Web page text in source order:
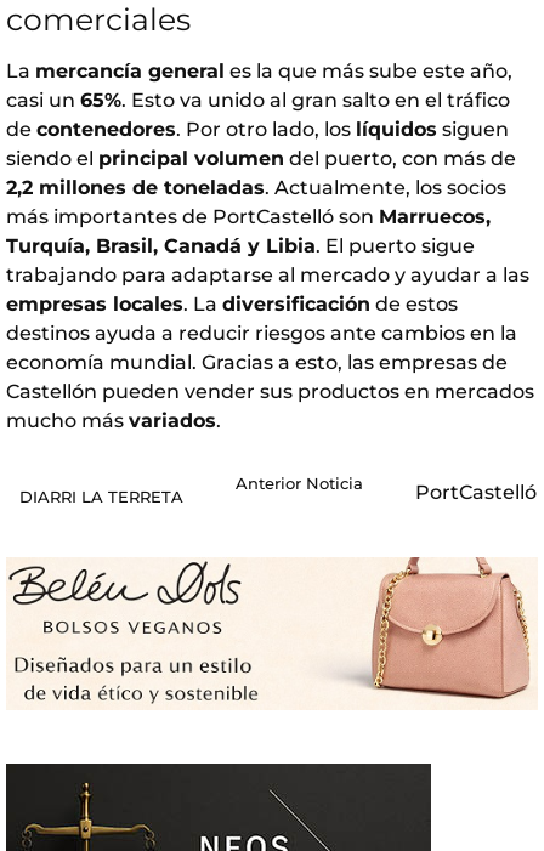
comerciales
La mercancía general es la que más sube este año,
casi un 65%. Esto va unido al gran salto en el tráfico
de contenedores. Por otro lado, los líquidos siguen
siendo el principal volumen del puerto, con más de
2,2 millones de toneladas. Actualmente, los socios
más importantes de PortCastelló son Marruecos,
Turquía, Brasil, Canadá y Libia. El puerto sigue
trabajando para adaptarse al mercado y ayudar a las
empresas locales. La diversificación de estos
destinos ayuda a reducir riesgos ante cambios en la
economía mundial. Gracias a esto, las empresas de
Castellón pueden vender sus productos en mercados
mucho más variados.
DIARRI LA TERRETA
Anterior Noticia PortCastelló